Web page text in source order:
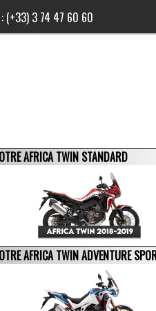
(+33) 3 74 47 60 60
AFRICA TWIN STANDARD
AFRICA TWIN ADVENTURE